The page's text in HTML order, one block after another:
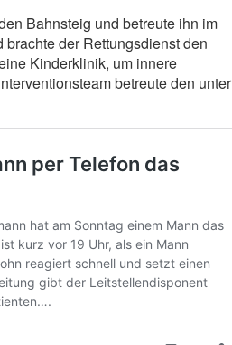
Bahnsteig und betreute ihn im
der Rettungsdienst den
Kinderklinik, um innere
betreute den unter